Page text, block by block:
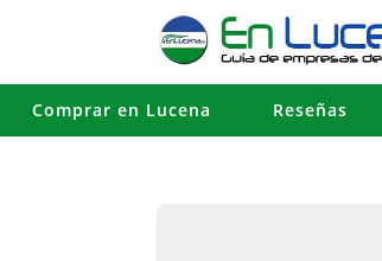
Comprar en Lucena Reseñas